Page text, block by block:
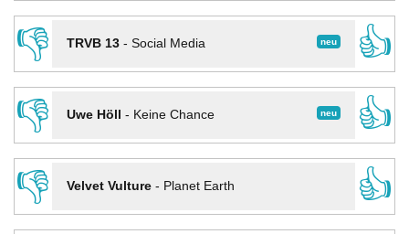
👎
neu
TRVB 13- Social Media
👍
👎
neu
Uwe Höll - Keine Chance
👍
👎
Velvet Vulture- Planet Earth
👍